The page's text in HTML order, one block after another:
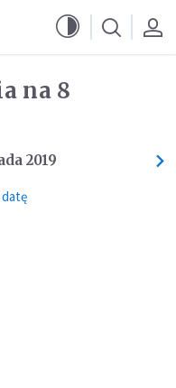
na 8
2019